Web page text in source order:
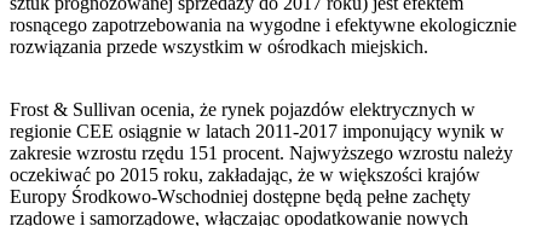
rosnącego zapotrzebowania na wygodne i efektywne ekologicznie
rozwiązania przede wszystkim w ośrodkach miejskich.
Frost & Sullivan ocenia, że rynek pojazdów elektrycznych w
regionie CEE osiągnie w latach 2011-2017 imponujący wynik w
zakresie wzrostu rzędu 151 procent. Najwyższego wzrostu należy
oczekiwać po 2015 roku, zakładając, że w większości krajów
Europy Środkowo-Wschodniej dostępne będą pełne zachęty
rządowe i samorządowe, włączając opodatkowanie nowych